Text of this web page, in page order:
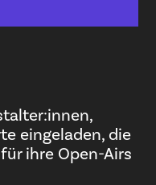
eingeladen, die
ihre Open-Airs